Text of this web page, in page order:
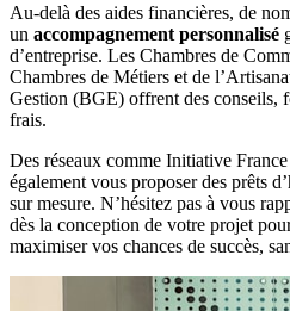
Au-delà des aides financières, de
un accompagnement personnalisé
d’entreprise. Les Chambres de
Chambres de Métiers et de
Gestion (BGE) offrent des conseils,
frais.
Des réseaux comme Initiative
également vous proposer des prêts
sur mesure. N’hésitez pas à vous
dès la conception de votre projet
maximiser vos chances de succès,